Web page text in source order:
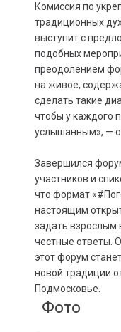
Комиссия по
традиционных
выступит с
подобных
преодолением
на живое,
сделать такие
чтобы у каждого
услышанным», —
Завершился
участников и
что формат
настоящим
задать взрослым
честные ответы.
этот форум
новой традиции
Подмосковье.
Фото